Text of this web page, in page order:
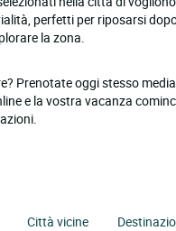
perfetti per riposarsi
la zona.
Prenotate oggi stesso
e la vostra vacanza
Città vicine